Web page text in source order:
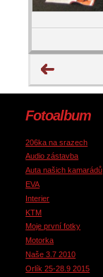
Fotoalbum
206ka na srazech
Audio zástavba
Auta našich kamarádů
EVA
Interier
KTM
Moje první fotky
Motorka
Naše 3.7 2010
Orlík 25-28.9 2015